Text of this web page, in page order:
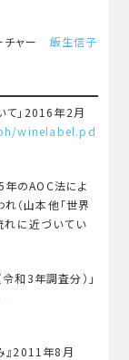
チャー 飯生信子
て」2016年2月
winelabel.pd
のAOC法によ
（山本他「世界
れに近づいてい
和3年調査分）」
』2011年8月